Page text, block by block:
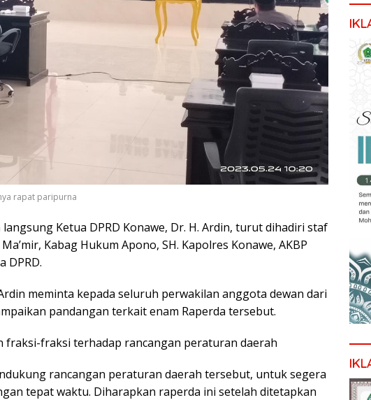
rapat paripurna
Ketua DPRD Konawe, Dr. H. Ardin, turut dihadiri staf
Kabag Hukum Apono, SH. Kapolres Konawe, AKBP
DPRD.
meminta kepada seluruh perwakilan anggota dewan dari
pandangan terkait enam Raperda tersebut.
fraksi-fraksi terhadap rancangan peraturan daerah
rancangan peraturan daerah tersebut, untuk segera
tepat waktu. Diharapkan raperda ini setelah ditetapkan